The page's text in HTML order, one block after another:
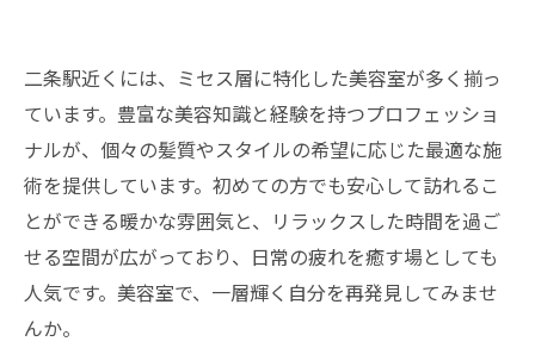
二条駅近くには、ミセス層に特化した美容室が多く揃っ
ています。豊富な美容知識と経験を持つプロフェッショ
ナルが、個々の髪質やスタイルの希望に応じた最適な施
術を提供しています。初めての方でも安心して訪れるこ
とができる暖かな雰囲気と、リラックスした時間を過ご
せる空間が広がっており、日常の疲れを癒す場としても
人気です。美容室で、一層輝く自分を再発見してみませ
んか。